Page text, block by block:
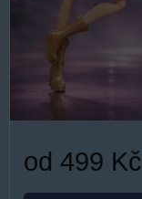
od 499 Kč